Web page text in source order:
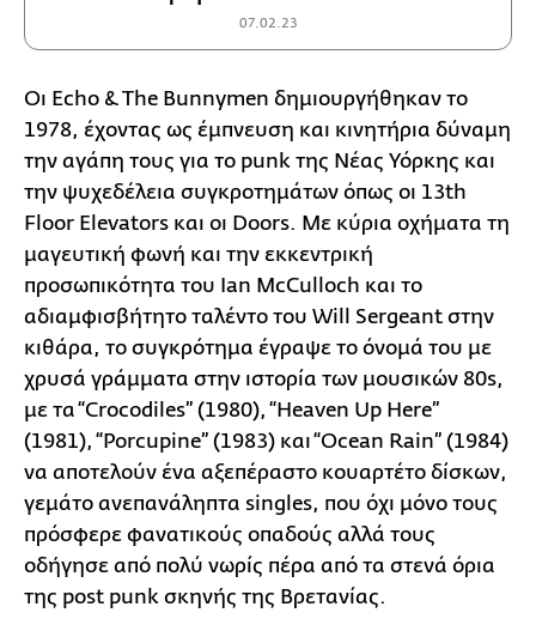
07.02.23
Οι Echo & The Bunnymen δημιουργήθηκαν το
1978, έχοντας ως έμπνευση και κινητήρια δύναμη
την αγάπη τους για το punk της Νέας Υόρκης και
την ψυχεδέλεια συγκροτημάτων όπως οι 13th
Floor Elevators και οι Doors. Με κύρια οχήματα τη
μαγευτική φωνή και την εκκεντρική
προσωπικότητα του Ian McCulloch και το
αδιαμφισβήτητο ταλέντο του Will Sergeant στην
κιθάρα, το συγκρότημα έγραψε το όνομά του με
χρυσά γράμματα στην ιστορία των μουσικών 80s,
με τα “Crocodiles” (1980), “Heaven Up Here”
(1981), “Porcupine” (1983) και “Ocean Rain” (1984)
να αποτελούν ένα αξεπέραστο κουαρτέτο δίσκων,
γεμάτο ανεπανάληπτα singles, που όχι μόνο τους
πρόσφερε φανατικούς οπαδούς αλλά τους
οδήγησε από πολύ νωρίς πέρα από τα στενά όρια
της post punk σκηνής της Βρετανίας.